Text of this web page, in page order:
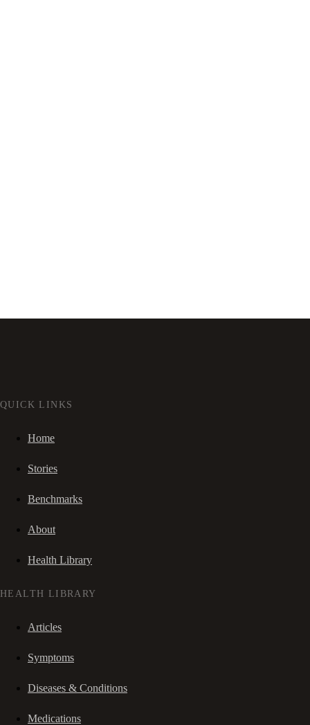
QUICK LINKS
Home
Stories
Benchmarks
About
Health Library
HEALTH LIBRARY
Articles
Symptoms
Diseases & Conditions
Medications